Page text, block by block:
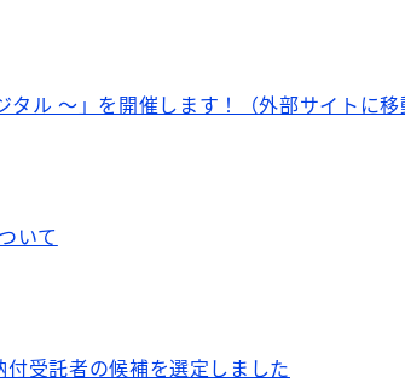
ル ～」を開催します！（外部サイトに移
いて
受託者の候補を選定しました